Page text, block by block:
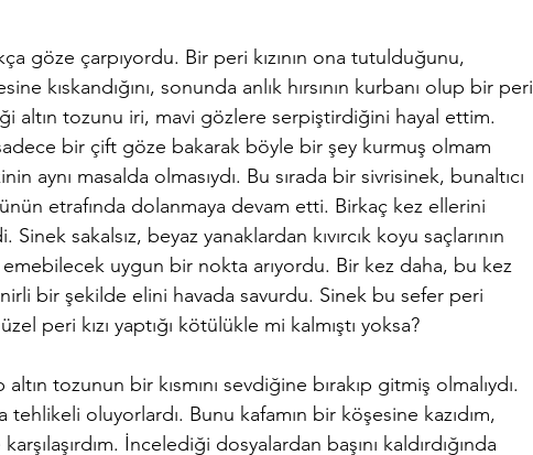
kıskandığını, sonunda anlık hırsının kurbanı olup bir peri
altın tozunu iri, mavi gözlere serpiştirdiğini hayal ettim.
bir çift göze bakarak böyle bir şey kurmuş olmam
aynı masalda olmasıydı. Bu sırada bir sivrisinek, bunaltıcı
etrafında dolanmaya devam etti. Birkaç kez ellerini
sakalsız, beyaz yanaklardan kıvırcık koyu saçlarının
emebilecek uygun bir nokta arıyordu. Bir kez daha, bu kez
bir şekilde elini havada savurdu. Sinek bu sefer peri
peri kızı yaptığı kötülükle mi kalmıştı yoksa?
oluyorlardı. Bunu kafamın bir köşesine kazıdım,
İncelediği dosyalardan başını kaldırdığında